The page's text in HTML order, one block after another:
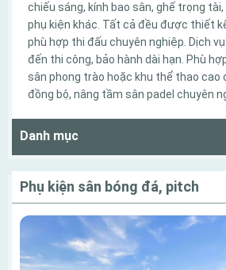
chiếu sáng, kính bao sân, ghế trọng tài,
phụ kiện khác. Tất cả đều được thiết
phù hợp thi đấu chuyên nghiệp. Dịch
đến thi công, bảo hành dài hạn. Phù
sân phong trào hoặc khu thể thao cao
đồng bộ, nâng tầm sân padel chuyên
Danh mục
Phụ kiện sân bóng đá, pitch